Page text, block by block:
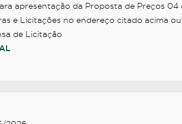
apresentação da Proposta de Preços
e Licitações no endereço citado acima
de Licitação